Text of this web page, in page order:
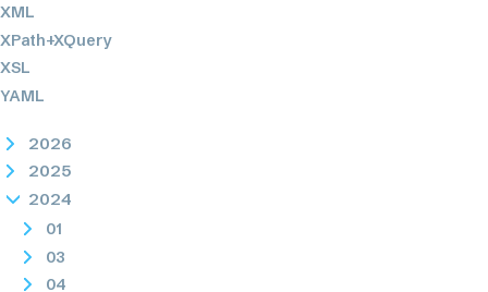
XML
XPath+XQuery
XSL
YAML
2026
2025
2024
01
03
04